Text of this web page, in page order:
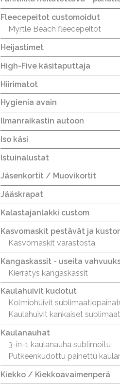
Fleecepeitot customoidut
Myrtle Beach fleecepeitot
Heijastimet
High-Five käsitaputtaja
Hiirimatot
Hygienia avain
Ilmanraikastin autoon
Iso käsi
Istuinalustat
Jäsenkortit / Muovikortit
Jääskrapat
Kalastajanlakki custom
Kasvomaskit pestävät ja
Kasvomaskit varastosta
Kangaskassit - useita
Kierrätys kangaskassit
Kaulahuivit kudotut
Kolmiohuivit
Kaulahuivit kankaiset
Kaulanauhat
3-in-1 kaulanauha sublimoitu
Putkeenkudottu painettu
Kiekko / Kiekkoavaimenperä